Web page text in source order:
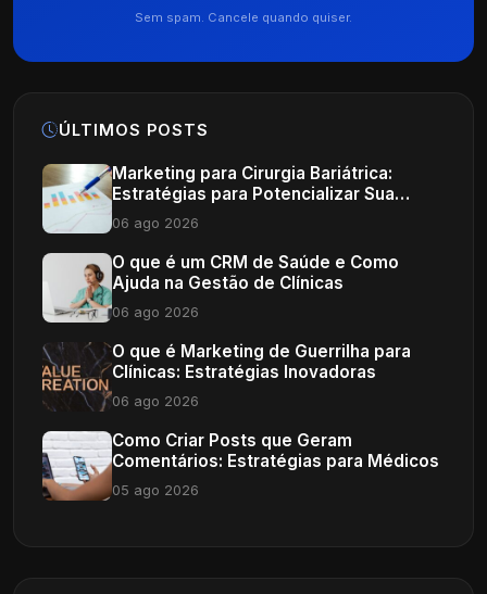
Sem spam. Cancele quando quiser.
ÚLTIMOS POSTS
Marketing para Cirurgia Bariátrica:
Estratégias para Potencializar Sua
Clínica
06 ago 2026
O que é um CRM de Saúde e Como
Ajuda na Gestão de Clínicas
06 ago 2026
O que é Marketing de Guerrilha para
Clínicas: Estratégias Inovadoras
06 ago 2026
Como Criar Posts que Geram
Comentários: Estratégias para Médicos
05 ago 2026